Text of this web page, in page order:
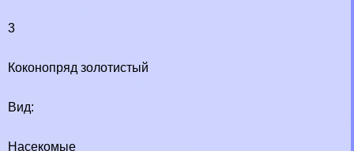
3
Коконопряд золотистый
Вид:
Насекомые